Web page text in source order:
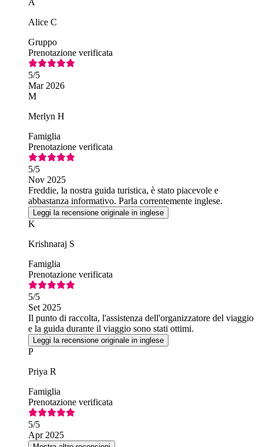
A
Alice C
Gruppo
Prenotazione verificata
5/5
Mar 2026
M
Merlyn H
Famiglia
Prenotazione verificata
5/5
Nov 2025
Freddie, la nostra guida turistica, è stato piacevole e
abbastanza informativo. Parla correntemente inglese.
Leggi la recensione originale in inglese
K
Krishnaraj S
Famiglia
Prenotazione verificata
5/5
Set 2025
Il punto di raccolta, l'assistenza dell'organizzatore del viaggio
e la guida durante il viaggio sono stati ottimi.
Leggi la recensione originale in inglese
P
Priya R
Famiglia
Prenotazione verificata
5/5
Apr 2025